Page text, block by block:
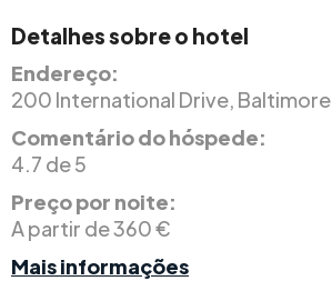
Detalhes sobre o hotel
Endereço:
200 International Drive, Baltimore,
Comentário do hóspede:
4.7 de 5
Preço por noite:
A partir de 360 €
Mais informações